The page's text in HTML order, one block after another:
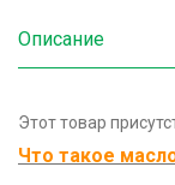
Описание
Этот товар
Что такое